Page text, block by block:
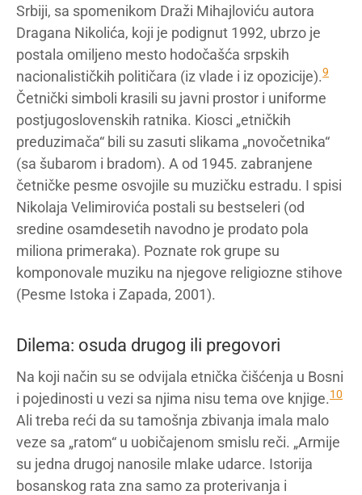
Srbiji, sa spomenikom Draži Mihajloviću autora
Dragana Nikolića, koji je podignut 1992, ubrzo je
postala omiljeno mesto hodočašća srpskih
nacionalističkih političara (iz vlade i iz opozicije).9
Četnički simboli krasili su javni prostor i uniforme
postjugoslovenskih ratnika. Kiosci „etničkih
preduzimača“ bili su zasuti slikama „novočetnika“
(sa šubarom i bradom). A od 1945. zabranjene
četničke pesme osvojile su muzičku estradu. I spisi
Nikolaja Velimirovića postali su bestseleri (od
sredine osamdesetih navodno je prodato pola
miliona primeraka). Poznate rok grupe su
komponovale muziku na njegove religiozne stihove
(Pesme Istoka i Zapada, 2001).
Dilema: osuda drugog ili pregovori
Na koji način su se odvijala etnička čišćenja u Bosni
i pojedinosti u vezi sa njima nisu tema ove knjige.10
Ali treba reći da su tamošnja zbivanja imala malo
veze sa „ratom“ u uobičajenom smislu reči. „Armije
su jedna drugoj nanosile mlake udarce. Istorija
bosanskog rata zna samo za proterivanja i